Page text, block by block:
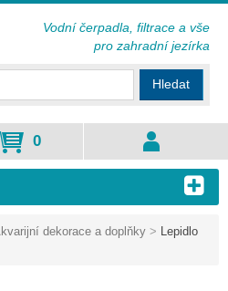
dekorace a doplňky > Lepidlo
Hledat
0
Vodní čerpadla, filtrace a vše
pro zahradní jezírka